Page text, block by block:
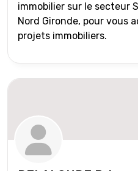
immobilier sur le secteur
Nord Gironde, pour vous
projets immobiliers.